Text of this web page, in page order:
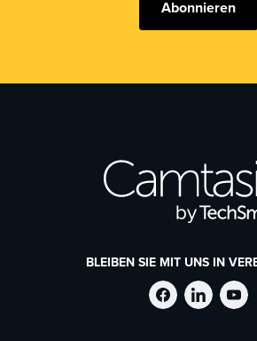
Abonnieren
BLEIBEN SIE MIT UNS IN